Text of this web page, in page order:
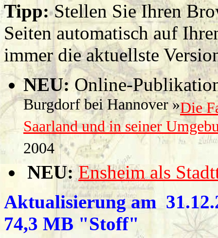
Tipp:Stellen Sie Ihren
Seiten automatisch auf
immer die aktuellste
NEU: Online-
Burgdorf bei Hannover »Die
Saarland und in seiner
2004
NEU:Ensheim als
Aktualisierung am
74,3 MB "Stoff"